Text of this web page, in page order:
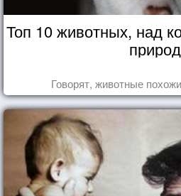
Топ 10 животных, над
Говорят, животные